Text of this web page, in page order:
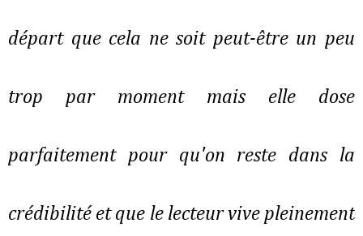
départ que cela ne soit peut-être un peu
trop par moment mais elle dose
parfaitement pour qu'on reste dans la
crédibilité et que le lecteur vive pleinement